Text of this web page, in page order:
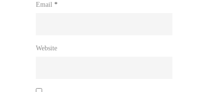
Email *
Website